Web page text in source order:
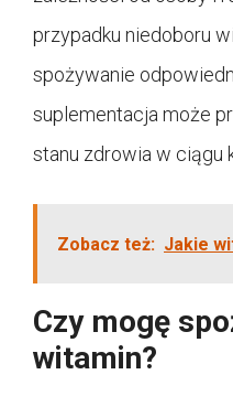
przypadku niedoboru
spożywanie
suplementacja może
stanu zdrowia w ciągu
Zobacz też: Jakie
Czy mogę
witamin?